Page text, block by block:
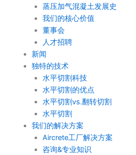
蒸压加气混凝土发展史
我们的核心价值
董事会
人才招聘
新闻
独特的技术
水平切割科技
水平切割的优点
水平切割vs.翻转切割
水平切割
我们的解决方案
Aircrete工厂解决方案
咨询&专业知识